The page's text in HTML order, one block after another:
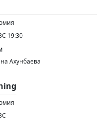
19:30
Ахунбаева